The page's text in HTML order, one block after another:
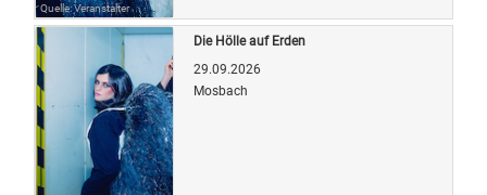
Quelle: Veranstalter
Die Hölle auf Erden
29.09.2026
Mosbach